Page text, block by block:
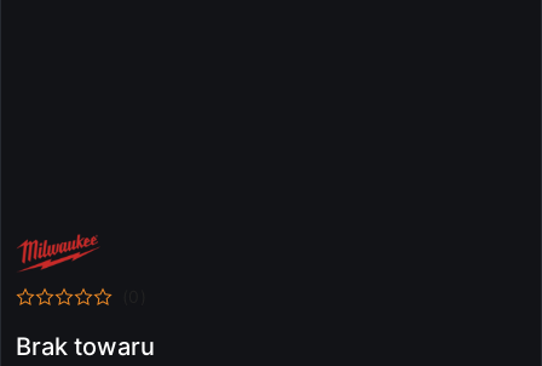
NAZWA
PRODUCENTA:
MILWAUKEE
Brak towaru